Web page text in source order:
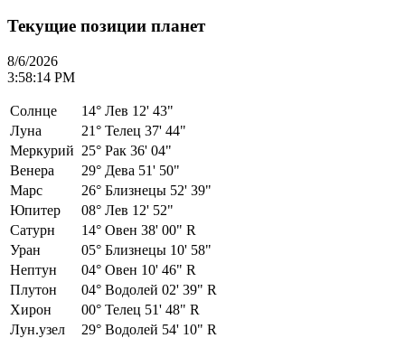
Текущие позиции планет
8/6/2026
3:58:14 PM
Солнце 14° Лев 12' 43"
Луна
21° Телец 37' 44"
Меркурий 25° Рак 36' 04"
Венера
29° Дева 51' 50"
Марс
26° Близнецы 52' 39"
Юпитер
08° Лев 12' 52"
Сатурн
14° Овен 38' 00" R
Уран
05° Близнецы 10' 58"
Нептун
04° Овен 10' 46" R
Плутон
04° Водолей 02' 39" R
Хирон
00° Телец 51' 48" R
Лун.узел
29° Водолей 54' 10" R